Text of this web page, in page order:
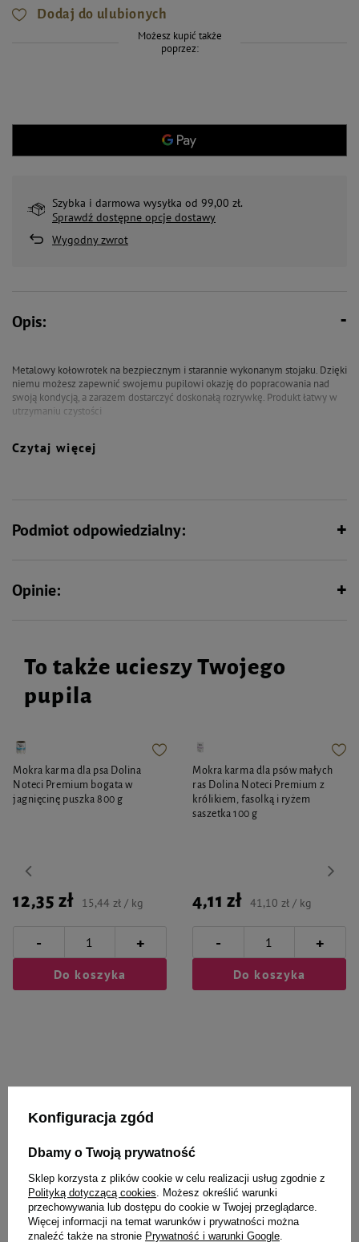
Dodaj do ulubionych
Możesz kupić także
poprzez:
Szybka i darmowa wysyłka od 99,00 zł.
Sprawdź dostępne opcje dostawy
Wygodny zwrot
Opis:
Metalowy kołowrotek na bezpiecznym i starannie wykonanym stojaku. Dzięki
niemu możesz zapewnić swojemu pupilowi okazję do popracowania nad
swoją kondycją, a zarazem dostarczyć doskonałą rozrywkę. Produkt łatwy w
utrzymaniu czystości
Czytaj więcej
Podmiot odpowiedzialny:
Opinie:
To także ucieszy Twojego
pupila
Mokra karma dla psa Dolina
Noteci Premium bogata w
jagnięcinę puszka 800 g
12,35 zł 15,44 zł / kg
- +
Do koszyka
Mokra karma dla psów małych
ras Dolina Noteci Premium z
królikiem, fasolką i ryżem
saszetka 100 g
4,11 zł 41,10 zł / kg
- +
Do koszyka
Ciebie i Twojego czworonoga
Przysmak dla gryzoni Vitapol
Herbal larwy mącznika, 80 g
Pokarm dla chomika Vitapol
Expert Pełnoporcjowa 750g
Konfiguracja zgód
Dbamy o Twoją prywatność
Sklep korzysta z plików cookie w celu realizacji usług zgodnie z
Polityką dotyczącą cookies . Możesz określić warunki
przechowywania lub dostępu do cookie w Twojej przeglądarce.
Więcej informacji na temat warunków i prywatności można
znaleźć także na stronie Prywatność i warunki Google